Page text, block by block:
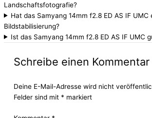
Landschaftsfotografie?
Hat das Samyang 14mm f2.8 ED AS IF UMC
Bildstabilisierung?
Ist das Samyang 14mm f2.8 ED AS IF UMC
Schreibe einen Kommentar
Deine E-Mail-Adresse wird nicht
Felder sind mit * markiert